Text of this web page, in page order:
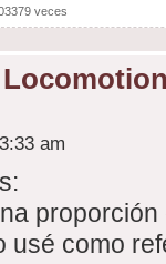
veces
am
usé como